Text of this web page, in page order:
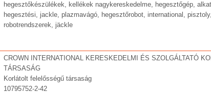
hegesztőkészülékek, kellékek nagykereskedelme, hegesztőgép,
hegesztési, jackle, plazmavágó, hegesztőrobot, international,
robotrendszerek, jäckle
CROWN INTERNATIONAL KERESKEDELMI ÉS SZOLGÁLTATÓ
TÁRSASÁG
Korlátolt felelősségű társaság
10795752-2-42